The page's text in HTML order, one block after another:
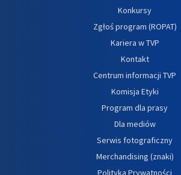
Konkursy
Zgłoś program (ROPAT)
Kariera w TVP
Kontakt
Centrum informacji TVP
Komisja Etyki
Program dla prasy
Dla mediów
Serwis fotograficzny
Merchandising (znaki)
Polityka Prywatności